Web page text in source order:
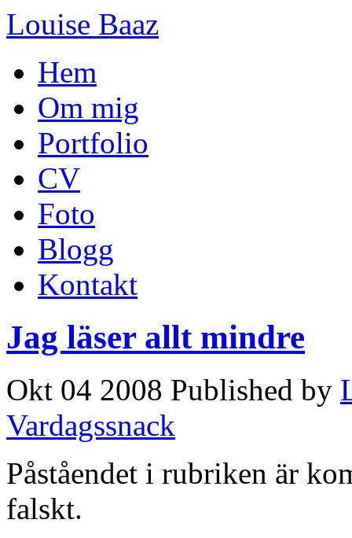
Louise Baaz
Hem
Om mig
Portfolio
CV
Foto
Blogg
Kontakt
Jag läser allt mindre
Okt 04 2008 Published by
Vardagssnack
Påståendet i rubriken är
falskt.